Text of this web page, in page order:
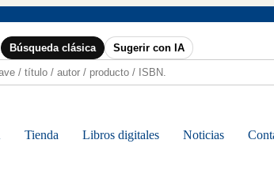
Búsqueda clásica Sugerir con IA
Tienda Libros digitales Noticias